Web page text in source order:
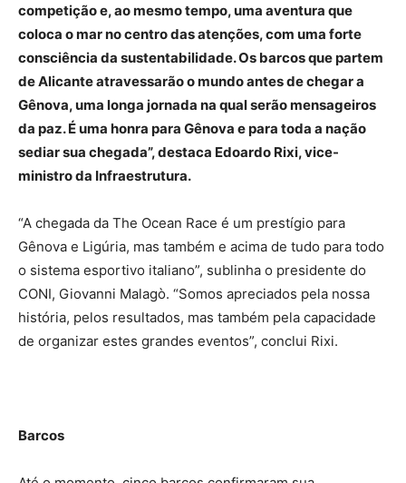
competição e, ao mesmo tempo, uma aventura que
coloca o mar no centro das atenções, com uma forte
consciência da sustentabilidade. Os barcos que partem
de Alicante atravessarão o mundo antes de chegar a
Gênova, uma longa jornada na qual serão mensageiros
da paz. É uma honra para Gênova e para toda a nação
sediar sua chegada”, destaca Edoardo Rixi, vice-
ministro da Infraestrutura.
“A chegada da The Ocean Race é um prestígio para
Gênova e Ligúria, mas também e acima de tudo para todo
o sistema esportivo italiano”, sublinha o presidente do
CONI, Giovanni Malagò. “Somos apreciados pela nossa
história, pelos resultados, mas também pela capacidade
de organizar estes grandes eventos”, conclui Rixi.
Barcos